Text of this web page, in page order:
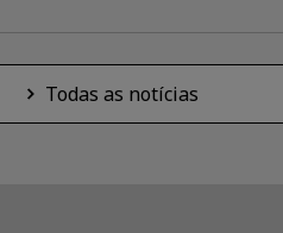
Todas as notícias